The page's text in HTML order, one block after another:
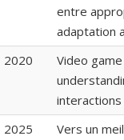
entre
adaptation
2020
Video
interactions
2025
Vers un